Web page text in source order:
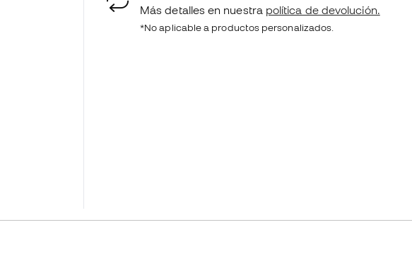
Más detalles en nuestra política de devolución.
*No aplicable a productos personalizados.